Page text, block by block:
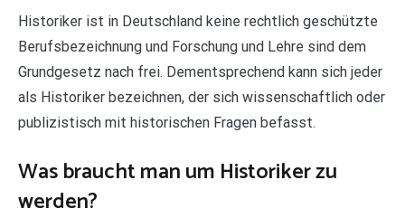
Historiker ist in Deutschland keine rechtlich geschützte
Berufsbezeichnung und Forschung und Lehre sind dem
Grundgesetz nach frei. Dementsprechend kann sich jeder
als Historiker bezeichnen, der sich wissenschaftlich oder
publizistisch mit historischen Fragen befasst.
Was braucht man um Historiker zu
werden?